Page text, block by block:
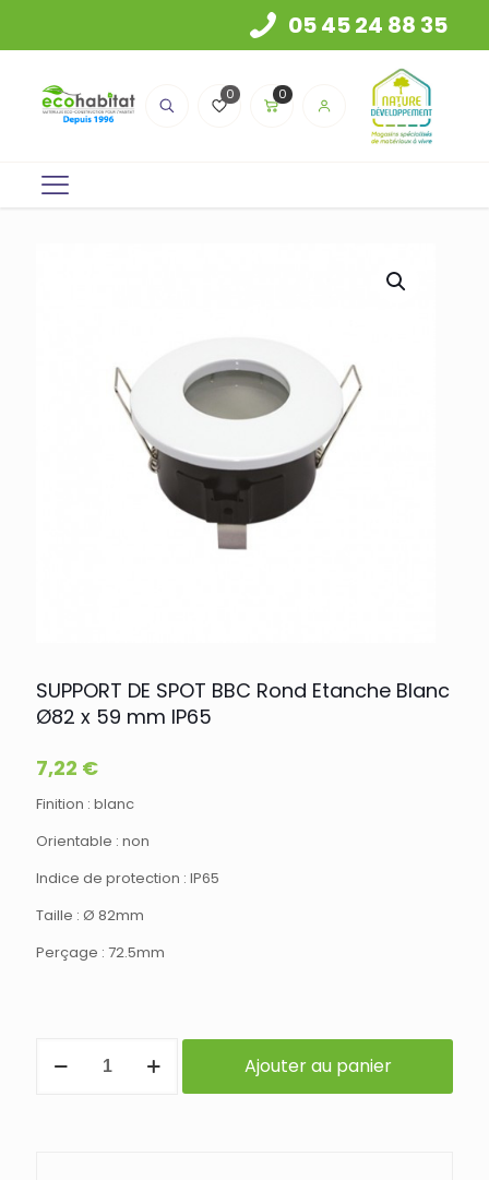
05 45 24 88 35
0 0
SUPPORT DE SPOT BBC Rond Etanche Blanc
Ø82 x 59 mm IP65
7,22 €
Finition : blanc
Orientable : non
Indice de protection : IP65
Taille : Ø 82mm
Perçage : 72.5mm
Ajouter au panier